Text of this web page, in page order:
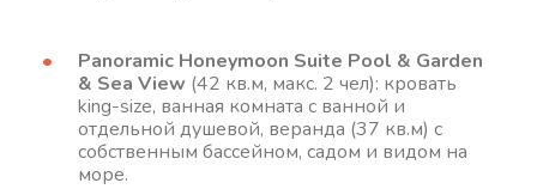
Panoramic Honeymoon Suite Pool & Garden
& Sea View (42 кв.м, макс. 2 чел): кровать
king-size, ванная комната с ванной и
отдельной душевой, веранда (37 кв.м) с
собственным бассейном, садом и видом на
море.